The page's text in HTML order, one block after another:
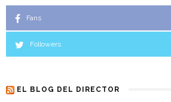
Fans
Followers
EL BLOG DEL DIRECTOR